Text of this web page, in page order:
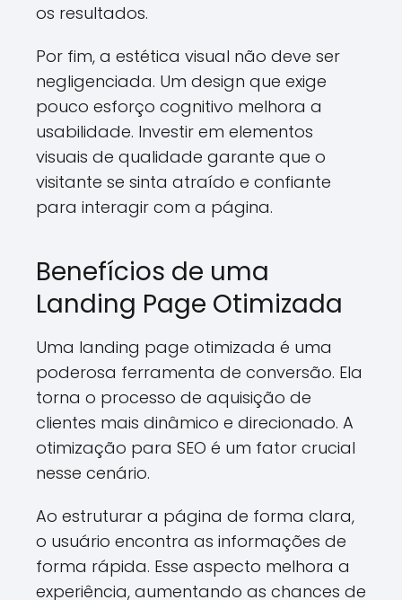
os resultados.
Por fim, a estética visual não deve ser
negligenciada. Um design que exige
pouco esforço cognitivo melhora a
usabilidade. Investir em elementos
visuais de qualidade garante que o
visitante se sinta atraído e confiante
para interagir com a página.
Benefícios de uma
Landing Page Otimizada
Uma landing page otimizada é uma
poderosa ferramenta de conversão. Ela
torna o processo de aquisição de
clientes mais dinâmico e direcionado. A
otimização para SEO é um fator crucial
nesse cenário.
Ao estruturar a página de forma clara,
o usuário encontra as informações de
forma rápida. Esse aspecto melhora a
experiência, aumentando as chances de